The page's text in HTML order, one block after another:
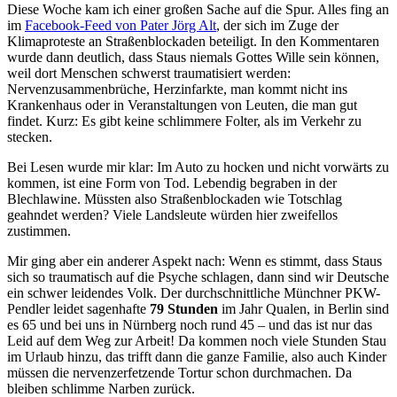
Diese Woche kam ich einer großen Sache auf die Spur. Alles fing an
im Facebook-Feed von Pater Jörg Alt, der sich im Zuge der
Klimaproteste an Straßenblockaden beteiligt. In den Kommentaren
wurde dann deutlich, dass Staus niemals Gottes Wille sein können,
weil dort Menschen schwerst traumatisiert werden:
Nervenzusammenbrüche, Herzinfarkte, man kommt nicht ins
Krankenhaus oder in Veranstaltungen von Leuten, die man gut
findet. Kurz: Es gibt keine schlimmere Folter, als im Verkehr zu
stecken.
Bei Lesen wurde mir klar: Im Auto zu hocken und nicht vorwärts zu
kommen, ist eine Form von Tod. Lebendig begraben in der
Blechlawine. Müssten also Straßenblockaden wie Totschlag
geahndet werden? Viele Landsleute würden hier zweifellos
zustimmen.
Mir ging aber ein anderer Aspekt nach: Wenn es stimmt, dass Staus
sich so traumatisch auf die Psyche schlagen, dann sind wir Deutsche
ein schwer leidendes Volk. Der durchschnittliche Münchner PKW-
Pendler leidet sagenhafte 79 Stunden im Jahr Qualen, in Berlin sind
es 65 und bei uns in Nürnberg noch rund 45 – und das ist nur das
Leid auf dem Weg zur Arbeit! Da kommen noch viele Stunden Stau
im Urlaub hinzu, das trifft dann die ganze Familie, also auch Kinder
müssen die nervenzerfetzende Tortur schon durchmachen. Da
bleiben schlimme Narben zurück.